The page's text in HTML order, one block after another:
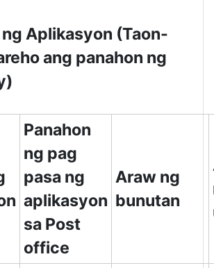
Aplikasyon (Taon-
ang panahon ng
Panahon
ng pag
pasa ng
aplikasyon
sa Post
office
Araw ng
bunutan